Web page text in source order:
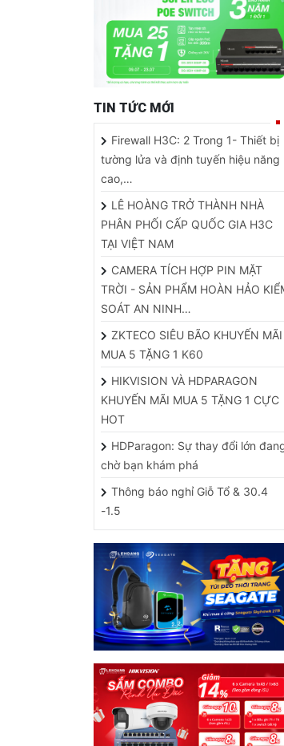
TIN TỨC MỚI
Firewall H3C: 2 Trong 1- Thiết bị
tường lửa và định tuyến hiệu năng
LÊ HOÀNG TRỞ THÀNH NHÀ
PHÂN PHỐI CẤP QUỐC GIA H3C
TẠI VIỆT NAM
CAMERA TÍCH HỢP PIN MẶT
TRỜI - SẢN PHẨM HOÀN HẢO KIỂM
SOÁT AN NINH…
ZKTECO SIÊU BÃO KHUYẾN MÃI
MUA 5 TẶNG 1 K60
HIKVISION VÀ HDPARAGON
KHUYẾN MÃI MUA 5 TẶNG 1 CỰC
HDParagon: Sự thay đổi lớn đang
Thông báo nghỉ Giỗ Tổ & 30.4